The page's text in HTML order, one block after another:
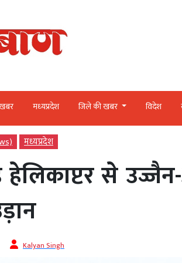
मध्‍यप्रदेश जिले की खबर विदेश
मध्‍यप्रदेश
से उज्जैन-
Kalyan Singh